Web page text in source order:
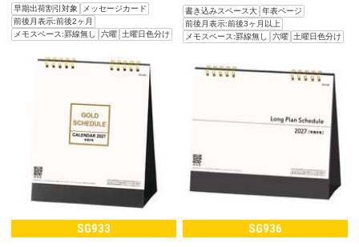
早期出荷割引対象
メッセージカード
前後月表示:前後2ヶ月
メモスペース:罫線無し
六曜 土曜日色分け
書き込みスペース大 年表ページ
前後月表示:前後3ヶ月以上
メモスペース:罫線無し
六曜 土曜日色分け
SG933 SG936